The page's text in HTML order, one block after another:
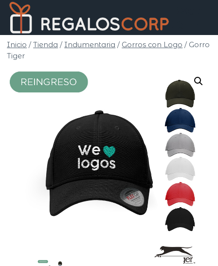
Saltar
contenido
Inicio / Tienda / Indumentaria / Gorros con Logo / Gorro
Tiger